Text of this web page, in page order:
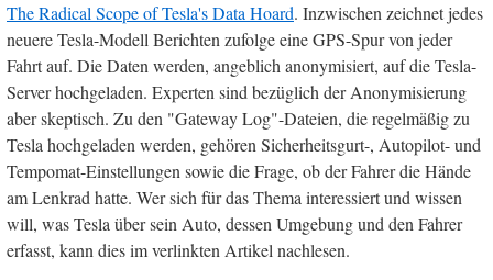
The Radical Scope of Tesla's Data Hoard. Inzwischen zeichnet jedes
neuere Tesla-Modell Berichten zufolge eine GPS-Spur von jeder
Fahrt auf. Die Daten werden, angeblich anonymisiert, auf die Tesla-
Server hochgeladen. Experten sind bezüglich der Anonymisierung
aber skeptisch. Zu den "Gateway Log"-Dateien, die regelmäßig zu
Tesla hochgeladen werden, gehören Sicherheitsgurt-, Autopilot- und
Tempomat-Einstellungen sowie die Frage, ob der Fahrer die Hände
am Lenkrad hatte. Wer sich für das Thema interessiert und wissen
will, was Tesla über sein Auto, dessen Umgebung und den Fahrer
erfasst, kann dies im verlinkten Artikel nachlesen.